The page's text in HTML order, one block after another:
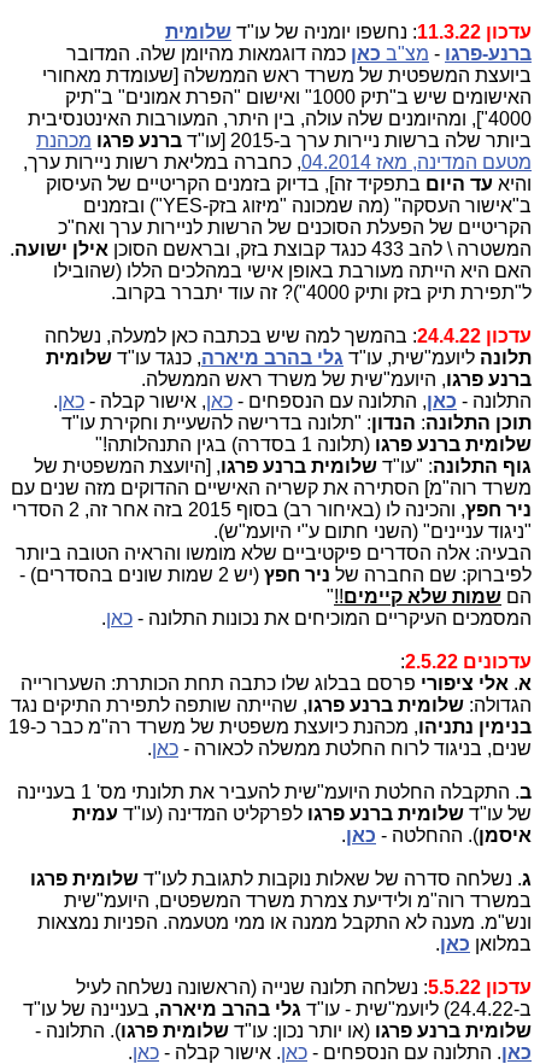
עדכון 11.3.22 : נחשפו יומניה של עו"ד שלומית
ברנע-פרגו - מצ"ב כאן כמה דוגמאות מהיומן שלה. המדובר
ביועצת המשפטית של משרד ראש הממשלה [שעומדת מאחורי
האישומים שיש ב"תיק 1000" ואישום "הפרת אמונים" ב"תיק
4000"], ומהיומנים שלה עולה, בין היתר, המעורבות האינטנסיבית
ביותר שלה ברשות ניירות ערך ב-2015 [עו"ד
ברנע פרגו מכהנת
מטעם המדינה, מאז 04.2014
, כחברה במליאת רשות ניירות ערך,
והיא עד היום בתפקיד זה], בדיוק בזמנים הקריטיים של העיסוק
ב"אישור העסקה" (מה שמכונה "מיזוג בזק-YES") ובזמנים
הקריטיים של הפעלת הסוכנים של הרשות לניירות ערך ואח"כ
המשטרה \ להב 433 כנגד קבוצת בזק, ובראשם הסוכן
אילן ישועה.
האם היא הייתה מעורבת באופן אישי במהלכים הללו (שהובילו
ל"תפירת תיק בזק ותיק 4000")? זה עוד יתברר בקרוב.
עדכון 24.4.22
: בהמשך למה שיש בכתבה כאן למעלה, נשלחה
תלונה ליועמ"שית, עו"ד גלי בהרב מיארה, כנגד עו"ד שלומית
ברנע פרגו, היועמ"שית של משרד ראש הממשלה.
התלונה - כאן, התלונה עם הנספחים - כאן, אישור קבלה - כאן.
תוכן התלונה: הנדון: "תלונה בדרישה להשעיית וחקירת עו"ד
שלומית ברנע פרגו (תלונה 1 בסדרה) בגין התנהלותה!"
גוף התלונה: "עו"ד שלומית ברנע פרגו, [היועצת המשפטית של
משרד רוה"מ] הסתירה את קשריה האישיים ההדוקים מזה שנים עם
ניר חפץ
, והכינה לו (באיחור רב) בסוף 2015 בזה אחר זה, 2 הסדרי
"ניגוד עניינים" (השני חתום ע"י היועמ"ש).
הבעיה: אלה הסדרים פיקטיביים שלא מומשו והראיה הטובה ביותר
לפיברוק: שם החברה של ניר חפץ
(יש 2 שמות שונים בהסדרים) -
הם שמות שלא קיימים!!
"
המסמכים העיקריים המוכיחים את נכונות התלונה - כאן.
עדכונים 2.5.22
:
א. אלי ציפורי פרסם בבלוג שלו כתבה תחת הכותרת: השערורייה
הגדולה: שלומית ברנע פרגו, שהייתה שותפה לתפירת התיקים נגד
בנימין נתניהו
, מכהנת כיועצת משפטית של משרד רה"מ כבר כ-19
שנים, בניגוד לרוח החלטת ממשלה לכאורה - כאן.
ב
. התקבלה החלטת היועמ"שית להעביר את תלונתי מס' 1 בעניינה
של עו"ד שלומית ברנע פרגו לפרקליט המדינה (עו"ד עמית
איסמן). ההחלטה - כאן.
ג. נשלחה סדרה של שאלות נוקבות לתגובת לעו"ד שלומית פרגו
במשרד רוה"מ ולידיעת צמרת משרד המשפטים, היועמ"שית
ונש"מ. מענה לא התקבל ממנה או ממי מטעמה. הפניות נמצאות
במלואן כאן.
עדכון 5.5.22
: נשלחה תלונה שנייה (הראשונה נשלחה לעיל
ב-24.4.22) ליועמ"שית - עו"ד
גלי בהרב מיארה, בעניינה של עו"ד
שלומית ברנע פרגו (או יותר נכון: עו"ד שלומית פרגו). התלונה -
כאן. התלונה עם הנספחים - כאן. אישור קבלה - כאן.